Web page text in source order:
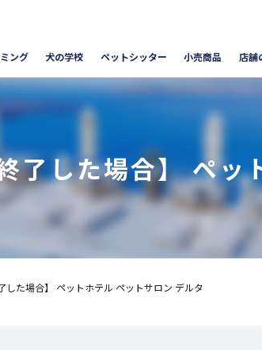
ング 犬の学校 ペットシッター 小売商品 店舗
了した場合】 ペ
した場合】 ペットホテル ペットサロン デルタ